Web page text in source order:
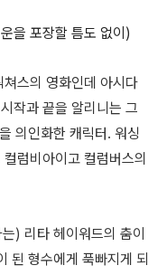
을 포장할 틈도 없이)
스의 영화인데 아시다
작과 끝을 알리니는 그
의인화한 캐릭터. 워싱
럼비아이고 컬럼버스의
) 리타 헤이워드의 춤이
된 형수에게 푹빠지게 되